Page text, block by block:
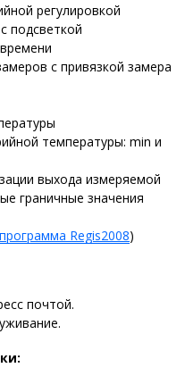
регулировкой
подсветкой
с привязкой замера
температуры: min и
выхода измеряемой
граничные значения
программа Regis2008)
почтой.